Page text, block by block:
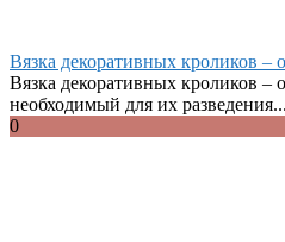
Вязка декоративных кроликов –
Вязка декоративных кроликов –
необходимый для их разведения...
0